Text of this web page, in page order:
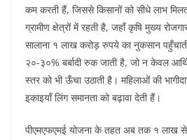
कम करती हैं, जिससे किसानों को सीधे लाभ
ग्रामीण क्षेत्रों में रहती है, जहाँ कृषि मुख्य
सालाना १ लाख करोड़ रुपये का नुकसान
२०-३०% बर्बादी रुक जाती है, जो न केवल
स्तर को भी ऊँचा उठाती है। महिलाओं की
इकाइयाँ लिंग समानता को बढ़ावा देती हैं।
पीएमएफएमई योजना के तहत अब तक १ लाख से